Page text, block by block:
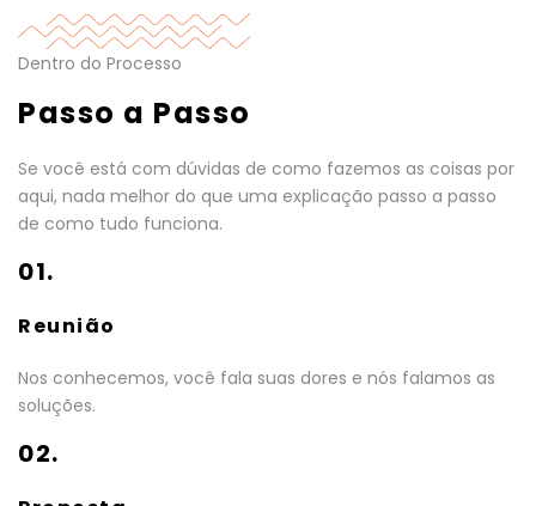
Dentro do Processo
Passo a Passo
Se você está com dúvidas de como fazemos as coisas por
aqui, nada melhor do que uma explicação passo a passo
de como tudo funciona.
01.
Reunião
Nos conhecemos, você fala suas dores e nós falamos as
soluções.
02.